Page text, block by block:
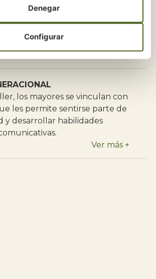
reúne semanalmente a un
y fotografía.
Ver más +
los mayores se vinculan con
les permite sentirse parte de
y desarrollar habilidades
Ver más +
Configurar
Denegar